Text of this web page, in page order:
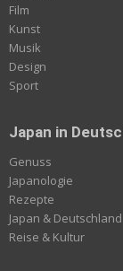
Film
Kunst
Musik
Design
Sport
Japan in
Genuss
Japanologie
Rezepte
Japan & Deutschland
Reise & Kultur